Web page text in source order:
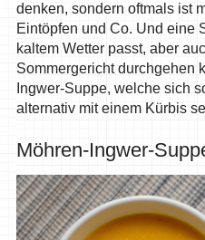
denken, sondern oftmals ist
Eintöpfen und Co. Und eine
kaltem Wetter passt, aber
Sommergericht durchgehen
Ingwer-Suppe, welche sich
alternativ mit einem Kürbis
Möhren-Ingwer-